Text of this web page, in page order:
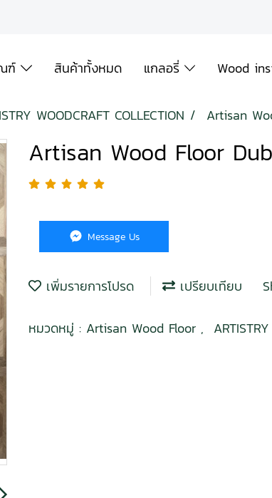
ฑ์ สินค้าทั้งหมด แกลอรี่ Wood
WOODCRAFT COLLECTION Artisan
Artisan Wood Floor
Message Us
เพิ่มรายการโปรด เปรียบเทียบ
หมวดหมู่ : Artisan Wood Floor ,